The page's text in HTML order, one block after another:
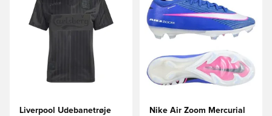
Liverpool Udebanetrøje
Nike Air Zoom Mercurial